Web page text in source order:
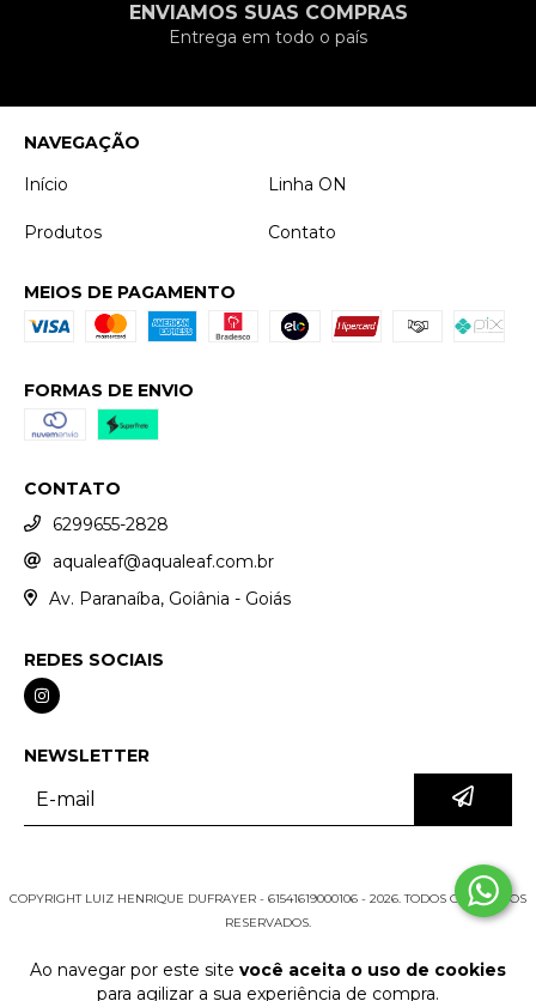
Ao navegar por este site você aceita o uso de cookies
para agilizar a sua experiência de compra.
ENVIAMOS SUAS COMPRAS
Entrega em todo o país
NAVEGAÇÃO
Início
Linha ON
Produtos Contato
MEIOS DE PAGAMENTO
FORMAS DE ENVIO
CONTATO
6299655-2828
aqualeaf@aqualeaf.com.br
Av. Paranaíba, Goiânia - Goiás
REDES SOCIAIS
NEWSLETTER
COPYRIGHT LUIZ HENRIQUE DUFRAYER - 61541619000106 - 2026. TODOS OS DIREITOS
RESERVADOS.